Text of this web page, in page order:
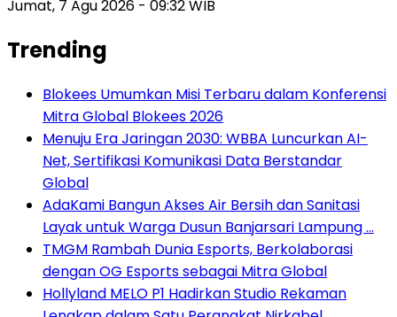
Jumat, 7 Agu 2026 - 09:32 WIB
Trending
Blokees Umumkan Misi Terbaru dalam Konferensi
Mitra Global Blokees 2026
Menuju Era Jaringan 2030: WBBA Luncurkan AI-
Net, Sertifikasi Komunikasi Data Berstandar
Global
AdaKami Bangun Akses Air Bersih dan Sanitasi
Layak untuk Warga Dusun Banjarsari Lampung …
TMGM Rambah Dunia Esports, Berkolaborasi
dengan OG Esports sebagai Mitra Global
Hollyland MELO P1 Hadirkan Studio Rekaman